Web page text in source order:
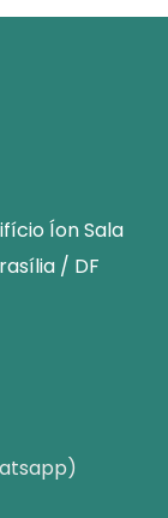
Íon Sala
/ DF